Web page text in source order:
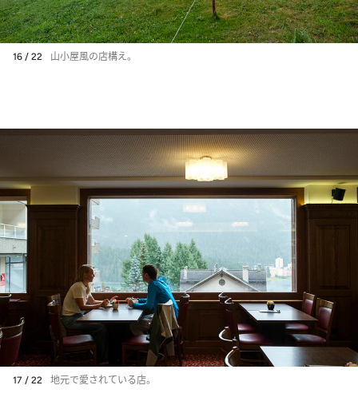
16 / 22 山小屋風の店構え。
17 / 22 地元で愛されている店。